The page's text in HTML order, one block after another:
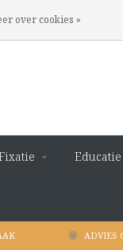
Educatie
ADVIES
over cookies »